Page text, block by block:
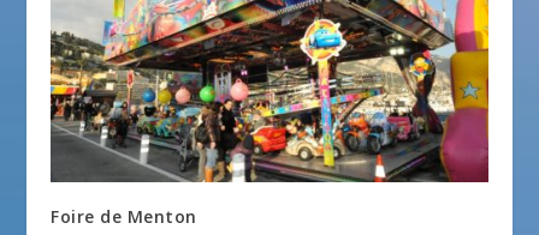
Foire de Menton